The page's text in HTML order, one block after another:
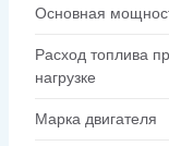
Основная
Расход топлива
нагрузке
Марка двигателя